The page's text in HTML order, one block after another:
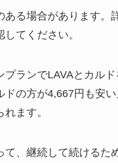
る場合があります。
てください。
プランでLAVAとカル
ドの方が4,667円も安
ます。
て、継続して続けるた